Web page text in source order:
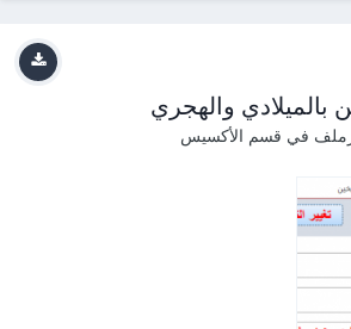
بالميلادي والهجري
في قسم الأكسيس